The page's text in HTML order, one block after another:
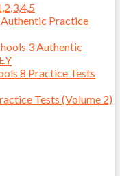
Practice
3 Authentic
8 Practice Tests
Tests (Volume 2)